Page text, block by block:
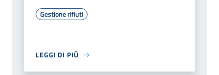
Gestione rifiuti
LEGGI DI PIÙ